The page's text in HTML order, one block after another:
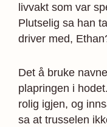
livvakt som var
Plutselig sa han
driver med,
Det å bruke
plapringen i
rolig igjen, og
sa at trusselen